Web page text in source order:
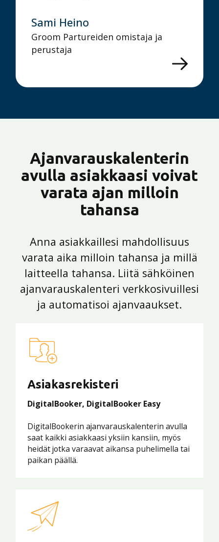
Sami Heino
Groom Partureiden omistaja ja
perustaja
Ajanvarauskalenterin
avulla asiakkaasi voivat
varata ajan milloin
tahansa
Anna asiakkaillesi mahdollisuus
varata aika milloin tahansa ja millä
laitteella tahansa. Liitä sähköinen
ajanvarauskalenteri verkkosivuillesi
ja automatisoi ajanvaaukset.
Asiakasrekisteri
DigitalBooker, DigitalBooker Easy
DigitalBookerin ajanvarauskalenterin avulla
saat kaikki asiakkaasi yksiin kansiin, myös
heidät jotka varaavat aikansa puhelimella tai
paikan päällä.